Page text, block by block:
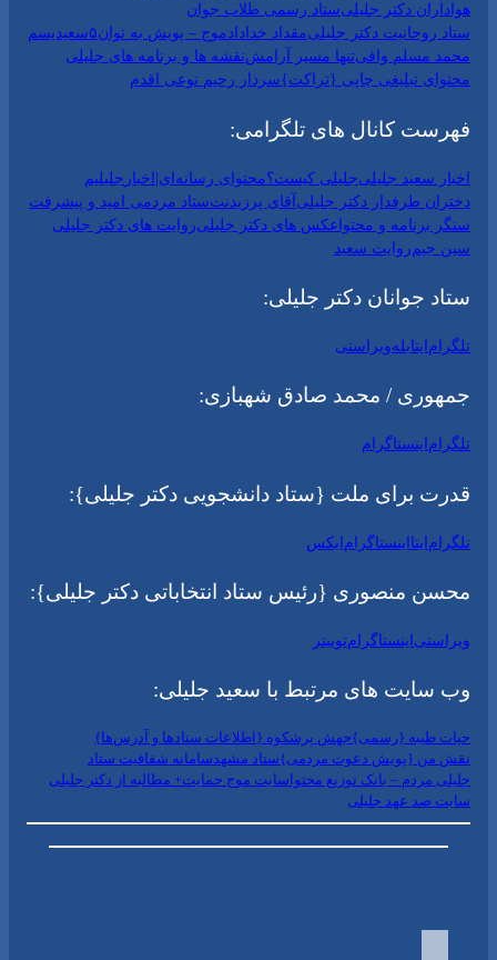
هواداران دکتر جلیلیستاد رسمی طلاب جوان
ستاد روحانیت دکتر جلیلیمقداد خدادادموج – پویش به توان۵
سعیدیسم
محمد مسلم وافیتنها مسیر آرامشنقشه ها و برنامه های جلیلی
محتوای تبلیغی چاپی {تراکت}سردار رحیم نوعی اقدم
فهرست کانال های تلگرامی:
اخبار سعید جلیلیجلیلی کیست؟محتوای رسانه‌ای|اخبار جلیلیم
دختران طرفدار دکتر جلیلیآقای پرزیدنتستاد مردمی امید و پیشرفت
سنگر برنامه و محتواعکس های دکتر جلیلیروایت های دکتر جلیلی
سین جیمروایت سعید
ستاد جوانان دکتر جلیلی:
تلگرامایتابلهویراستی
جمهوری / محمد صادق شهبازی:
تلگراماینستاگرام
قدرت برای ملت {ستاد دانشجویی دکتر جلیلی}:
تلگرامایتااینستاگرامایکس
محسن منصوری {رئیس ستاد انتخاباتی دکتر جلیلی}:
ویراستیاینستاگرامتوییتر
وب سایت های مرتبط با سعید جلیلی:
حیات طیبه {رسمی}جهش پرشکوه {اطلاعات ستادها و آدرس‌ها}
نقش من {پویش دعوت مردمی}ستاد مشهد سامانه شفافیت ستاد
جلیلی مردم – بانک توزیع محتوا سایت موج حمایت+ مطالبه از دکتر جلیلی
سایت صد عهد جلیلی